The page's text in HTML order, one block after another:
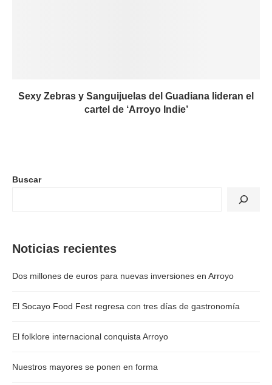
Sexy Zebras y Sanguijuelas del Guadiana lideran el
cartel de ‘Arroyo Indie’
Buscar
Noticias recientes
Dos millones de euros para nuevas inversiones en Arroyo
El Socayo Food Fest regresa con tres días de gastronomía
El folklore internacional conquista Arroyo
Nuestros mayores se ponen en forma